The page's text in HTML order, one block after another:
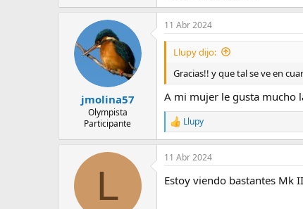
jmolina57
Olympista
Participante
11 Abr 2024
Llupy dijo:
Gracias!! y que tal se ve en
A mi mujer le gusta mucho
R
e
a
c
i
Llupy
L
11 Abr 2024
Estoy viendo bastantes Mk